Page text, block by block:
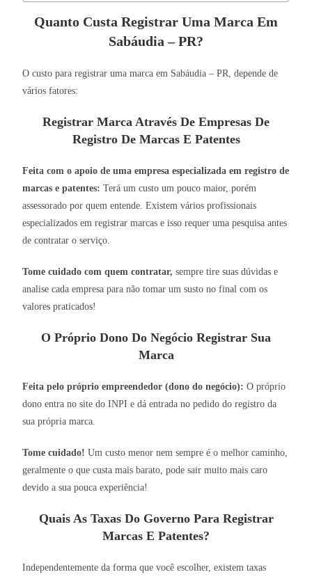
Quanto Custa Registrar Uma Marca Em
Sabáudia – PR?
O custo para registrar uma marca em Sabáudia – PR, depende de
vários fatores:
Registrar Marca Através De Empresas De
Registro De Marcas E Patentes
Feita com o apoio de uma empresa especializada em registro de
marcas e patentes: Terá um custo um pouco maior, porém
assessorado por quem entende. Existem vários profissionais
especializados em registrar marcas e isso requer uma pesquisa antes
de contratar o serviço.
Tome cuidado com quem contratar, sempre tire suas dúvidas e
analise cada empresa para não tomar um susto no final com os
valores praticados!
O Próprio Dono Do Negócio Registrar Sua
Marca
Feita pelo próprio empreendedor (dono do negócio): O próprio
dono entra no site do INPI e dá entrada no pedido do registro da
sua própria marca.
Tome cuidado! Um custo menor nem sempre é o melhor caminho,
geralmente o que custa mais barato, pode sair muito mais caro
devido a sua pouca experiência!
Quais As Taxas Do Governo Para Registrar
Marcas E Patentes?
Independentemente da forma que você escolher, existem taxas